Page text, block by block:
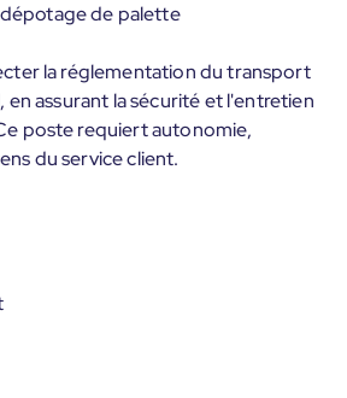
de palette
la réglementation du transport
en assurant la sécurité et l'entretien
poste requiert autonomie,
du service client.